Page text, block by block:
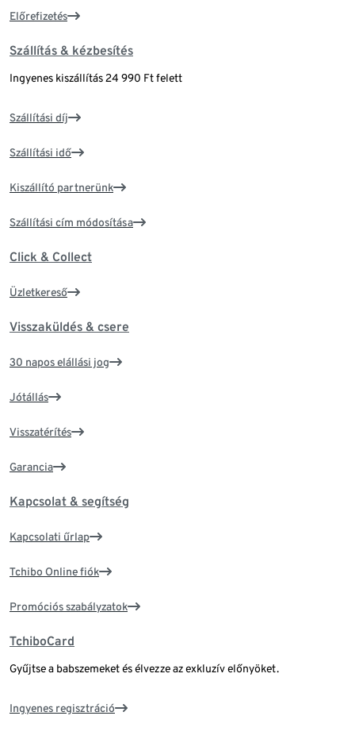
Előrefizetés
Szállítás & kézbesítés
Ingyenes kiszállítás 24 990 Ft felett
Szállítási díj
Szállítási idő
Kiszállító partnerünk
Szállítási cím módosítása
Click & Collect
Üzletkereső
Visszaküldés & csere
30 napos elállási jog
Jótállás
Visszatérítés
Garancia
Kapcsolat & segítség
Kapcsolati űrlap
Tchibo Online fiók
Promóciós szabályzatok
TchiboCard
Gyűjtse a babszemeket és élvezze az exkluzív előnyöket.
Ingyenes regisztráció